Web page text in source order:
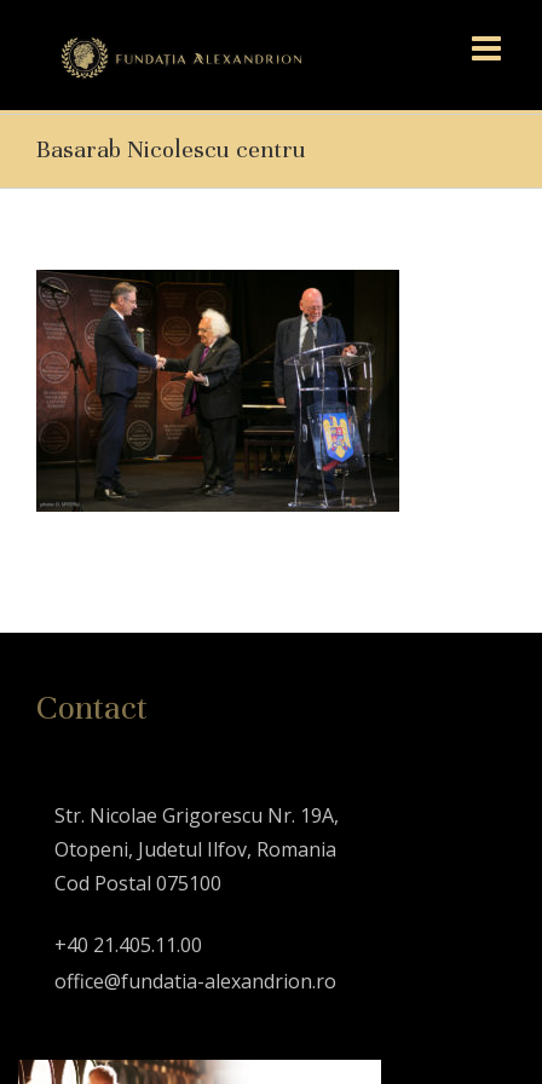
Basarab Nicolescu centru
Contact
Str. Nicolae Grigorescu Nr. 19A,
Otopeni, Judetul Ilfov, Romania
Cod Postal 075100
+40 21.405.11.00
office@fundatia-alexandrion.ro